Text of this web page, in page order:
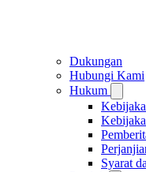
Dukungan
Hubungi Kami
Hukum
Syarat